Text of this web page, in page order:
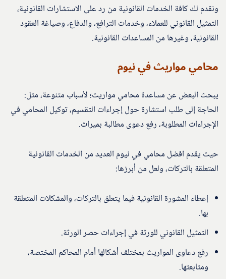
ونقدم لك كافة الخدمات القانونية من رد على الاستشارات القانونية،
التمثيل القانوني للعملاء، وخدمات الترافع، والدفاع، وصياغة العقود
القانونية، وغيرها من المساعدات القانونية.
محامي مواريث في نيوم
يبحث البعض عن مساعدة محامي مواريث؛ لأسباب متنوعة، مثل:
الحاجة إلى طلب استشارة حول إجراءات التقسيم، توكيل المحامي في
الإجراءات المطلوبة، رفع دعوى مطالبة بميراث.
حيث يقدم افضل محامي في نيوم العديد من الخدمات القانونية
المتعلقة بالتركات، ولعل من أبرزها:
إعطاء المشورة القانونية فيما يتعلق بالتركات، والمشكلات المتعلقة
بها.
التمثيل القانوني للورثة في إجراءات حصر الورثة.
رفع دعاوى المواريث بمختلف أشكالها أمام المحاكم المختصة،
ومتابعتها.